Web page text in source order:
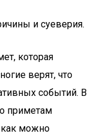
и суеверия.
которая
верят, что
событий. В
приметам
как можно